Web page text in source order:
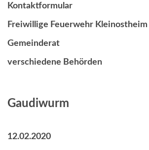
Kontaktformular
Freiwillige Feuerwehr Kleinostheim
Gemeinderat
verschiedene Behörden
Gaudiwurm
12.02.2020